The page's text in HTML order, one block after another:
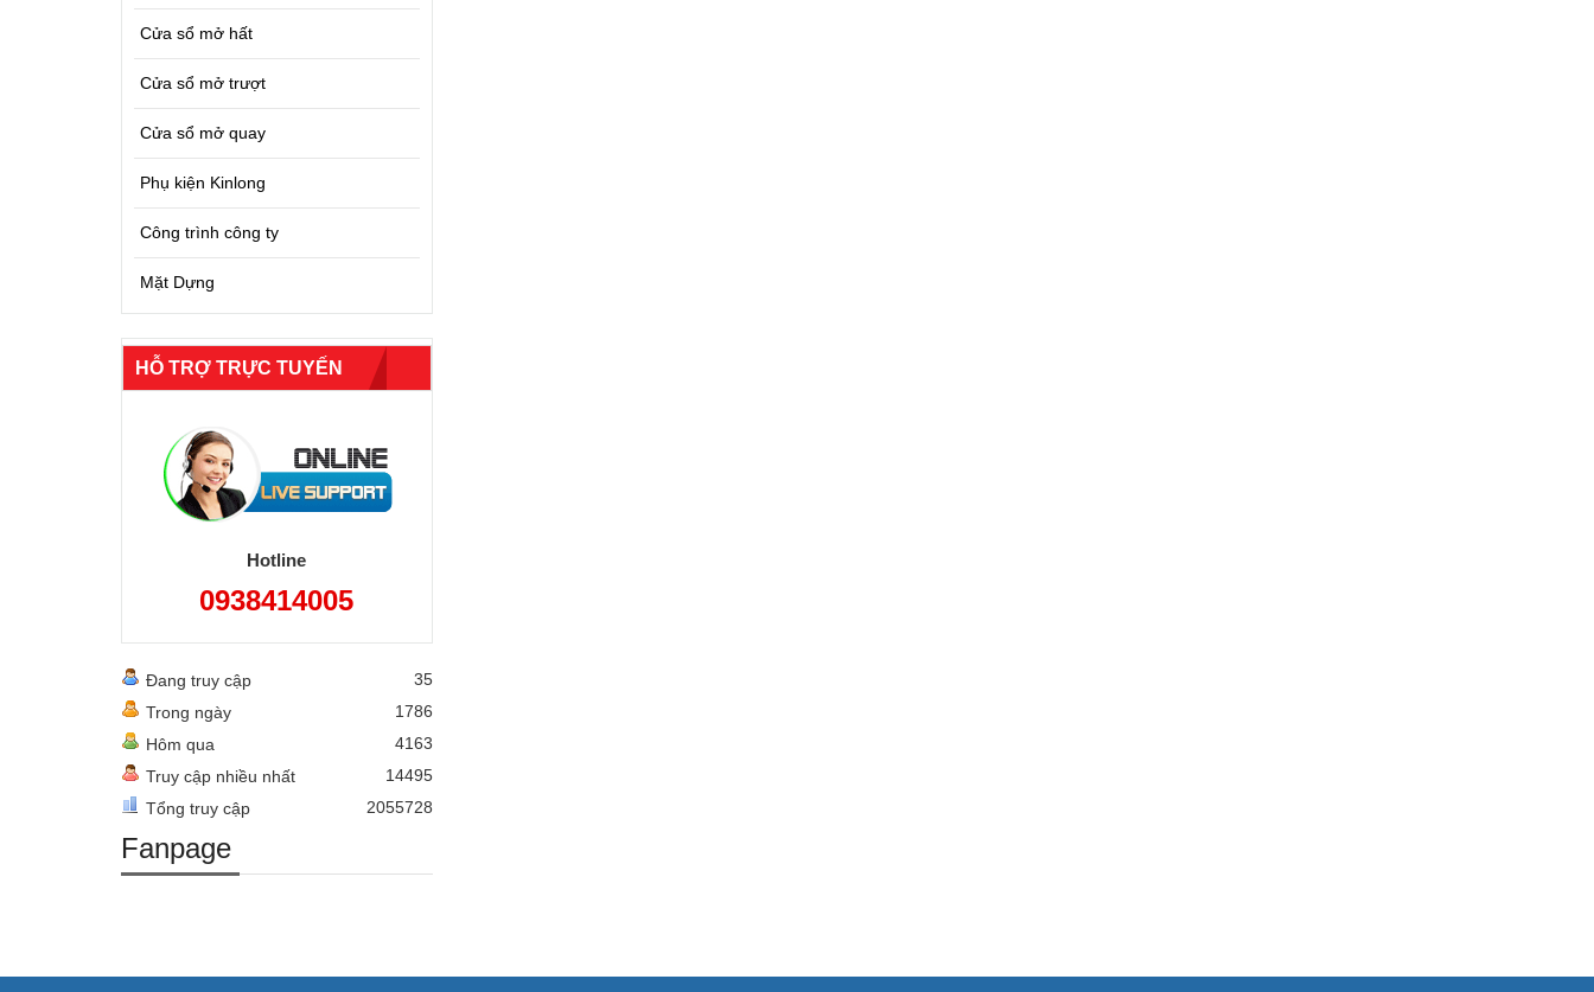
Cửa sổ mở hất
Cửa sổ mở trượt
Cửa sổ mở quay
Phụ kiện Kinlong
Công trình công ty
Mặt Dựng
HỖ TRỢ TRỰC TUYẾN
Hotline
0938414005
Đang truy cập
35
Trong ngày
1786
Hôm qua
4163
Truy cập nhiều nhất
14495
Tổng truy cập
2055728
Fanpage